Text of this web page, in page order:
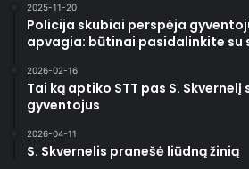
2025-11-20
Policija skubiai perspėja
apvagia: būtinai pasidalinkite su
2026-02-16
Tai ką aptiko STT pas S.
gyventojus
2026-04-11
S. Skvernelis pranešė liūdną žinią